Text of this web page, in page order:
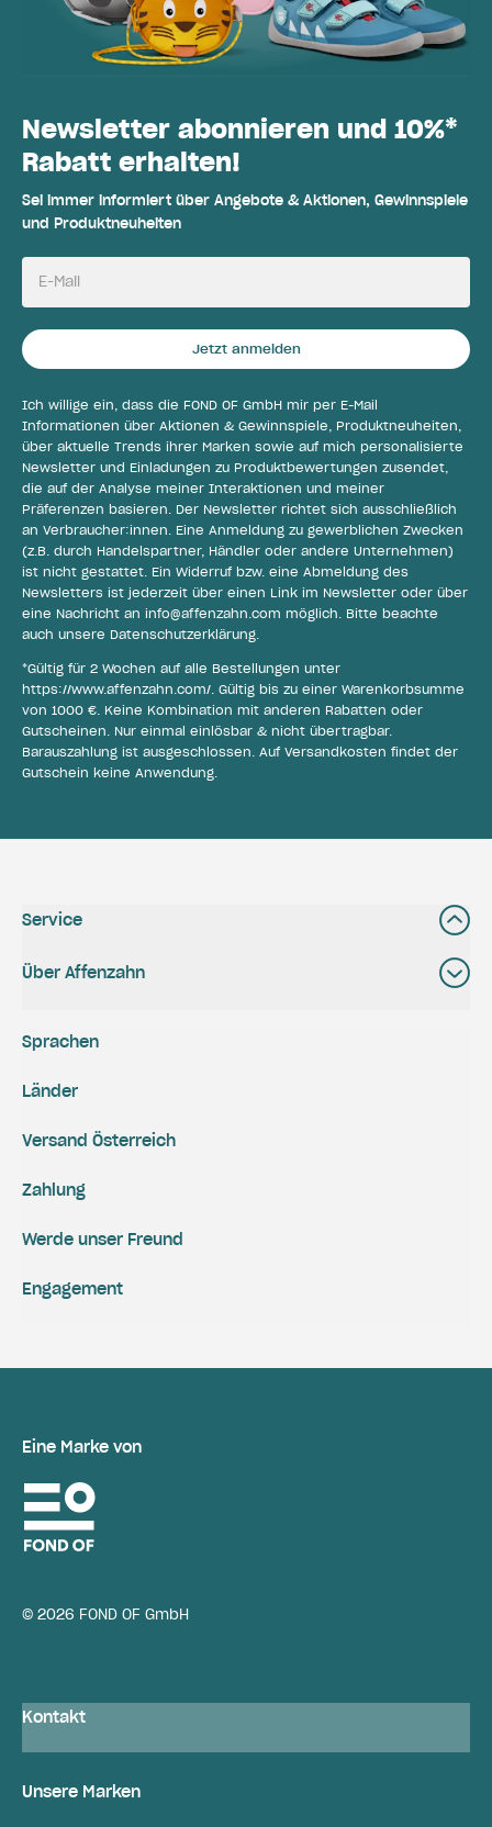
Newsletter abonnieren und 10%*
Rabatt erhalten!
Sei immer informiert über Angebote & Aktionen, Gewinnspiele
und Produktneuheiten
E-Mail
Jetzt anmelden
Ich willige ein, dass die FOND OF GmbH mir per E-Mail
Informationen über Aktionen & Gewinnspiele, Produktneuheiten,
über aktuelle Trends ihrer Marken sowie auf mich personalisierte
Newsletter und Einladungen zu Produktbewertungen zusendet,
die auf der Analyse meiner Interaktionen und meiner
Präferenzen basieren. Der Newsletter richtet sich ausschließlich
an Verbraucher:innen. Eine Anmeldung zu gewerblichen Zwecken
(z.B. durch Handelspartner, Händler oder andere Unternehmen)
ist nicht gestattet. Ein Widerruf bzw. eine Abmeldung des
Newsletters ist jederzeit über einen Link im Newsletter oder über
eine Nachricht an info@affenzahn.com möglich. Bitte beachte
auch unsere Datenschutzerklärung
*Gültig für 2 Wochen auf alle Bestellungen unter
https://www.affenzahn.com/ . Gültig bis zu einer Warenkorbsumme
von 1000 €. Keine Kombination mit anderen Rabatten oder
Gutscheinen. Nur einmal einlösbar & nicht übertragbar.
Barauszahlung ist ausgeschlossen. Auf Versandkosten findet der
Gutschein keine Anwendung.
Service
Über Affenzahn
Versand Österreich
Zahlung
Engagement
Werde unser Freund
Sprachen
Länder
Eine Marke von
© 2026 FOND OF GmbH
Kontakt
Unsere Marken